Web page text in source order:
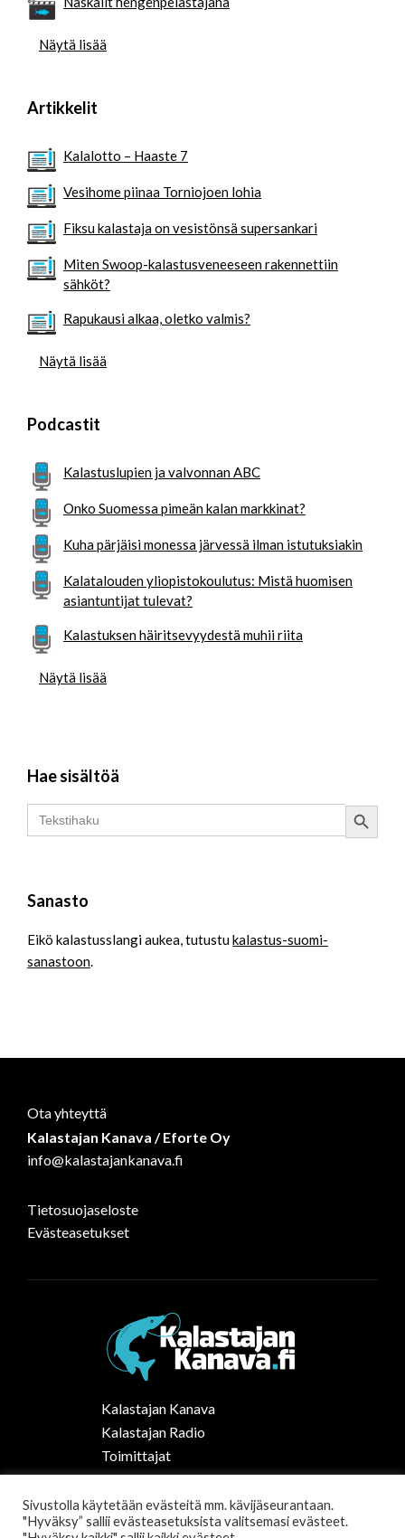
Näytä lisää
Artikkelit
Kalalotto – Haaste 7
Vesihome piinaa Torniojoen lohia
Fiksu kalastaja on vesistönsä supersankari
Miten Swoop-kalastusveneeseen rakennettiin
sähköt?
Rapukausi alkaa, oletko valmis?
Näytä lisää
Podcastit
Kalastuslupien ja valvonnan ABC
Onko Suomessa pimeän kalan markkinat?
Kuha pärjäisi monessa järvessä ilman istutuksiakin
Kalatalouden yliopistokoulutus: Mistä huomisen
asiantuntijat tulevat?
Kalastuksen häiritsevyydestä muhii riita
Näytä lisää
Hae sisältöä
Search
for:
Search Button
Sanasto
Eikö kalastusslangi aukea, tutustukalastus-suomi-
sanastoon.
Ota yhteyttä
Kalastajan Kanava / Eforte Oy
info@kalastajankanava.fi
Tietosuojaseloste
Evästeasetukset
Kalastajan Kanava
Kalastajan Radio
Toimittajat
Kalaruoka
Vapaa-ajan kalastus Suomessa
Tilaa uutiskirje
Sivustolla käytetään evästeitä mm. kävijäseurantaan.
"Hyväksy” sallii evästeasetuksista valitsemasi evästeet.